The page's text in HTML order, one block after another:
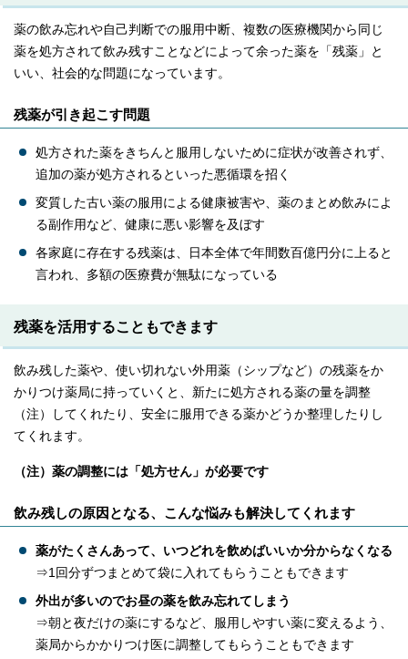
薬の飲み忘れや自己判断での服用中断、複数の医療機関から同じ
薬を処方されて飲み残すことなどによって余った薬を「残薬」と
いい、社会的な問題になっています。
残薬が引き起こす問題
処方された薬をきちんと服用しないために症状が改善されず、
追加の薬が処方されるといった悪循環を招く
変質した古い薬の服用による健康被害や、薬のまとめ飲みによ
る副作用など、健康に悪い影響を及ぼす
各家庭に存在する残薬は、日本全体で年間数百億円分に上ると
言われ、多額の医療費が無駄になっている
残薬を活用することもできます
飲み残した薬や、使い切れない外用薬（シップなど）の残薬をか
かりつけ薬局に持っていくと、新たに処方される薬の量を調整
（注）してくれたり、安全に服用できる薬かどうか整理したりし
てくれます。
（注）薬の調整には「処方せん」が必要です
飲み残しの原因となる、こんな悩みも解決してくれます
薬がたくさんあって、いつどれを飲めばいいか分からなくなる
⇒1回分ずつまとめて袋に入れてもらうこともできます
外出が多いのでお昼の薬を飲み忘れてしまう
⇒朝と夜だけの薬にするなど、服用しやすい薬に変えるよう、
薬局からかかりつけ医に調整してもらうこともできます